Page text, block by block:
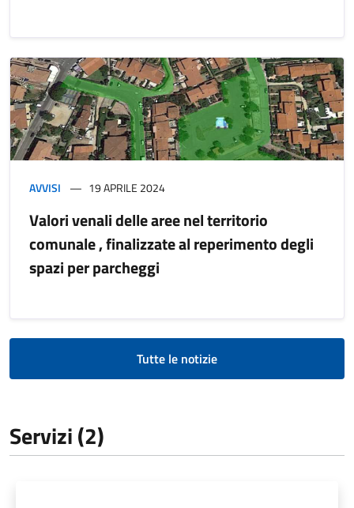
AVVISI 19 APRILE 2024
Valori venali delle aree nel territorio
comunale , finalizzate al reperimento degli
spazi per parcheggi
Tutte le notizie
Servizi (2)